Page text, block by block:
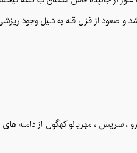
، سریس ، مهریانو کهگول از